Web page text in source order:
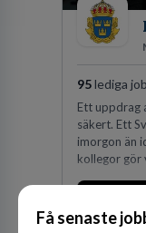
Få senaste
95 lediga
Ett uppdrag
säkert. Ett
imorgon än
kollegor gör